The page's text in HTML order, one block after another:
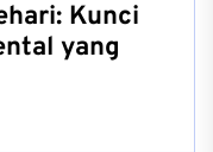
Kunci
yang